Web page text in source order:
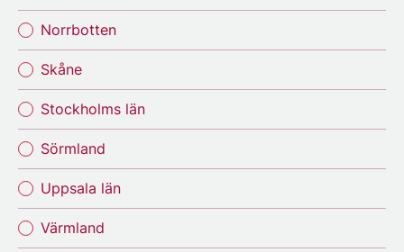
Norrbotten
Skåne
Stockholms län
Sörmland
Uppsala län
Värmland